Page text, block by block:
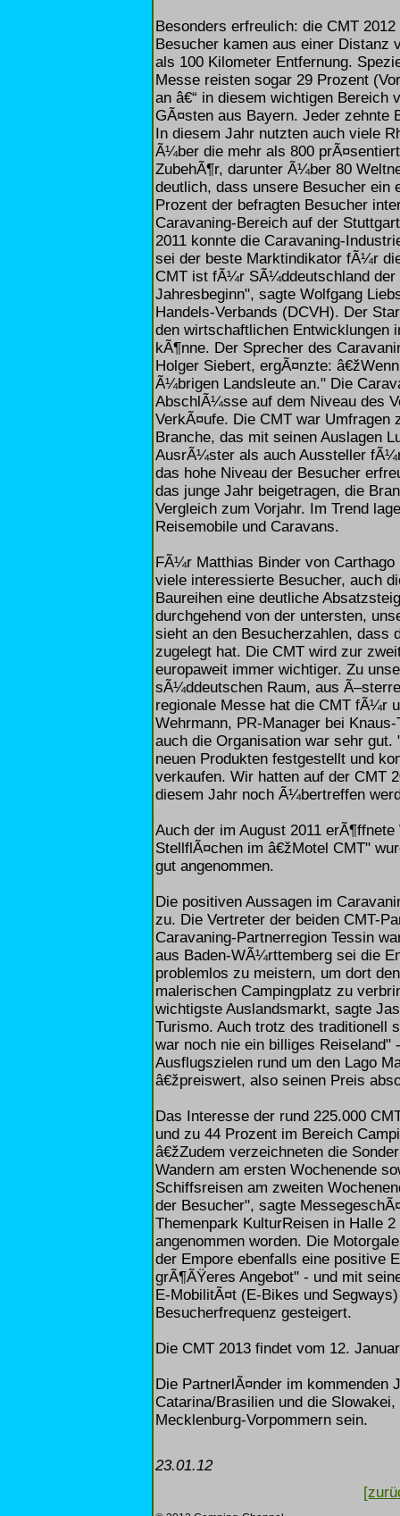
Besonders erfreulich: die CMT
Besucher kamen aus einer Distanz
als 100 Kilometer Entfernung.
Messe reisten sogar 29 Prozent
an â€“ in diesem wichtigen Bereich
GÃ¤sten aus Bayern. Jeder zehnte
In diesem Jahr nutzten auch viele
Ã¼ber die mehr als 800
ZubehÃ¶r, darunter Ã¼ber 80
deutlich, dass unsere Besucher ein
Prozent der befragten Besucher
Caravaning-Bereich auf der
2011 konnte die Caravaning-
sei der beste Marktindikator fÃ¼r
CMT ist fÃ¼r SÃ¼ddeutschland
Jahresbeginn", sagte Wolfgang
Handels-Verbands (DCVH). Der
den wirtschaftlichen Entwicklungen
kÃ¶nne. Der Sprecher des
Holger Siebert, ergÃ¤nzte:
Ã¼brigen Landsleute an." Die
AbschlÃ¼sse auf dem Niveau des
VerkÃ¤ufe. Die CMT war
Branche, das mit seinen Auslagen
AusrÃ¼ster als auch Aussteller
das hohe Niveau der Besucher
das junge Jahr beigetragen, die
Vergleich zum Vorjahr. Im Trend
Reisemobile und Caravans.
FÃ¼r Matthias Binder von
viele interessierte Besucher, auch
Baureihen eine deutliche
durchgehend von der untersten,
sieht an den Besucherzahlen, dass
zugelegt hat. Die CMT wird zur
europaweit immer wichtiger. Zu
sÃ¼ddeutschen Raum, aus
regionale Messe hat die CMT fÃ¼r
Wehrmann, PR-Manager bei
auch die Organisation war sehr
neuen Produkten festgestellt und
verkaufen. Wir hatten auf der CMT
diesem Jahr noch Ã¼bertreffen
Auch der im August 2011
StellflÃ¤chen im â€žMotel CMT"
gut angenommen.
Die positiven Aussagen im
zu. Die Vertreter der beiden CMT-
Caravaning-Partnerregion Tessin
aus Baden-WÃ¼rttemberg sei die
problemlos zu meistern, um dort
malerischen Campingplatz zu
wichtigste Auslandsmarkt, sagte
Turismo. Auch trotz des traditionell
war noch nie ein billiges Reiseland"
Ausflugszielen rund um den Lago
â€žpreiswert, also seinen Preis
Das Interesse der rund 225.000
und zu 44 Prozent im Bereich
â€žZudem verzeichneten die
Wandern am ersten Wochenende
Schiffsreisen am zweiten
der Besucher", sagte
Themenpark KulturReisen in Halle
angenommen worden. Die
der Empore ebenfalls eine positive
grÃ¶ÃŸeres Angebot" - und mit
E-MobilitÃ¤t (E-Bikes und
Besucherfrequenz gesteigert.
Die CMT 2013 findet vom 12.
Die PartnerlÃ¤nder im kommenden
Catarina/Brasilien und die
Mecklenburg-Vorpommern sein.
23.01.12